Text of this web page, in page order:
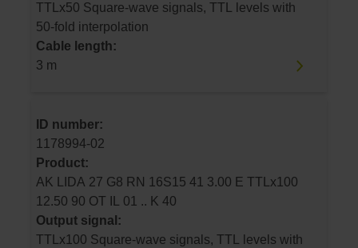
TTLx50 Square-wave signals, TTL levels with
50-fold interpolation
Cable length:
3 m
ID number:
1178994-02
Product:
AK LIDA 27 G8 RN 16S15 41 3.00 E TTLx100
12.50 90 OT IL 01 .. K 40
Output signal:
TTLx100 Square-wave signals, TTL levels with